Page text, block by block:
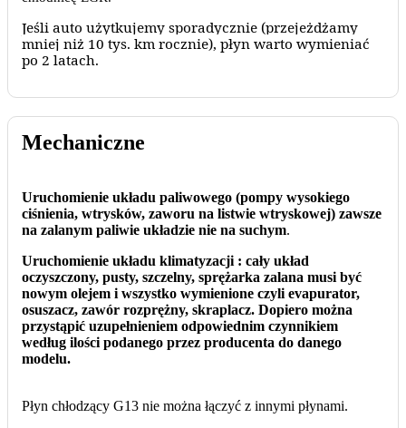
Jeśli auto użytkujemy sporadycznie (przejeżdżamy
mniej niż 10 tys. km rocznie), płyn warto wymieniać
po 2 latach.
Mechaniczne
Uruchomienie układu paliwowego (pompy wysokiego
ciśnienia, wtrysków, zaworu na listwie wtryskowej) zawsze
na zalanym paliwie układzie nie na suchym.
Uruchomienie układu klimatyzacji : cały układ
oczyszczony, pusty, szczelny, sprężarka zalana musi być
nowym olejem i wszystko wymienione czyli evapurator,
osuszacz, zawór rozprężny, skraplacz. Dopiero można
przystąpić uzupełnieniem odpowiednim czynnikiem
według ilości podanego przez producenta do danego
modelu.
Płyn chłodzący G13 nie można łączyć z innymi płynami.